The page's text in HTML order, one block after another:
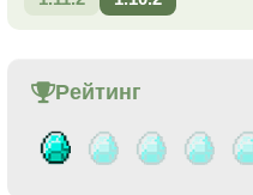
Рейтинг